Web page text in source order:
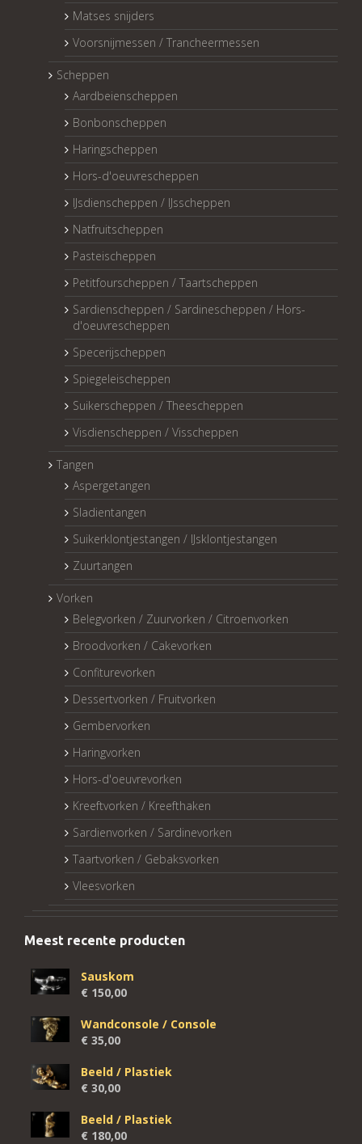
Matses snijders
Voorsnijmessen / Trancheermessen
Scheppen
Aardbeienscheppen
Bonbonscheppen
Haringscheppen
Hors-d'oeuvrescheppen
IJsdienscheppen / IJsscheppen
Natfruitscheppen
Pasteischeppen
Petitfourscheppen / Taartscheppen
Sardienscheppen / Sardinescheppen / Hors-
d'oeuvrescheppen
Specerijscheppen
Spiegeleischeppen
Suikerscheppen / Theescheppen
Visdienscheppen / Visscheppen
Tangen
Aspergetangen
Sladientangen
Suikerklontjestangen / IJsklontjestangen
Zuurtangen
Vorken
Belegvorken / Zuurvorken / Citroenvorken
Broodvorken / Cakevorken
Confiturevorken
Dessertvorken / Fruitvorken
Gembervorken
Haringvorken
Hors-d'oeuvrevorken
Kreeftvorken / Kreefthaken
Sardienvorken / Sardinevorken
Taartvorken / Gebaksvorken
Vleesvorken
Meest recente producten
Sauskom
€ 150,00
Wandconsole / Console
€ 35,00
Beeld / Plastiek
€ 30,00
Beeld / Plastiek
€ 180,00